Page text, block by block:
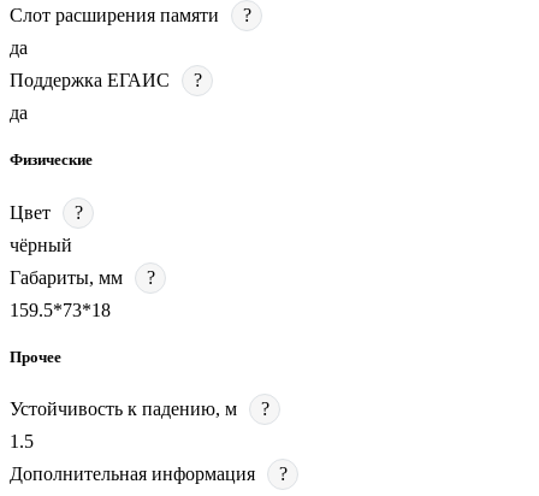
Слот расширения памяти
?
да
Поддержка ЕГАИС
?
да
Физические
Цвет
?
чёрный
Габариты, мм
?
159.5*73*18
Прочее
Устойчивость к падению, м
?
1.5
Дополнительная информация
?